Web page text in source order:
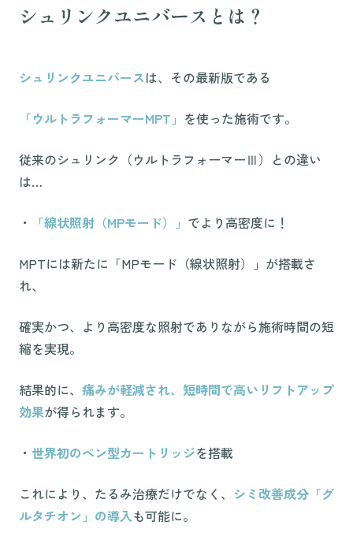
シュリンクユニバースとは？
シュリンクユニバースは、その最新版である
「ウルトラフォーマーMPT」 を使った施術です。
従来のシュリンク（ウルトラフォーマーⅢ）との違い
は…
・ 「線状照射（MPモード）」 でより高密度に！
MPTには新たに「MPモード（線状照射）」が搭載さ
れ、
確実かつ、より高密度な照射でありながら施術時間の短
縮を実現。
結果的に、 痛みが軽減され、短時間で高いリフトアップ
効果が得られます。
・ 世界初のペン型カートリッジを搭載
これにより、たるみ治療だけでなく、 シミ改善成分「グ
ルタチオン」の導入も可能に。